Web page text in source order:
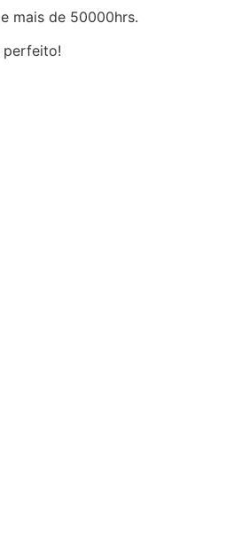
mais de 50000hrs.
perfeito!